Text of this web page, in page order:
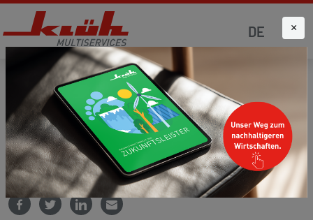
DE
Startseite Aktuelles
Presse und Medien
×